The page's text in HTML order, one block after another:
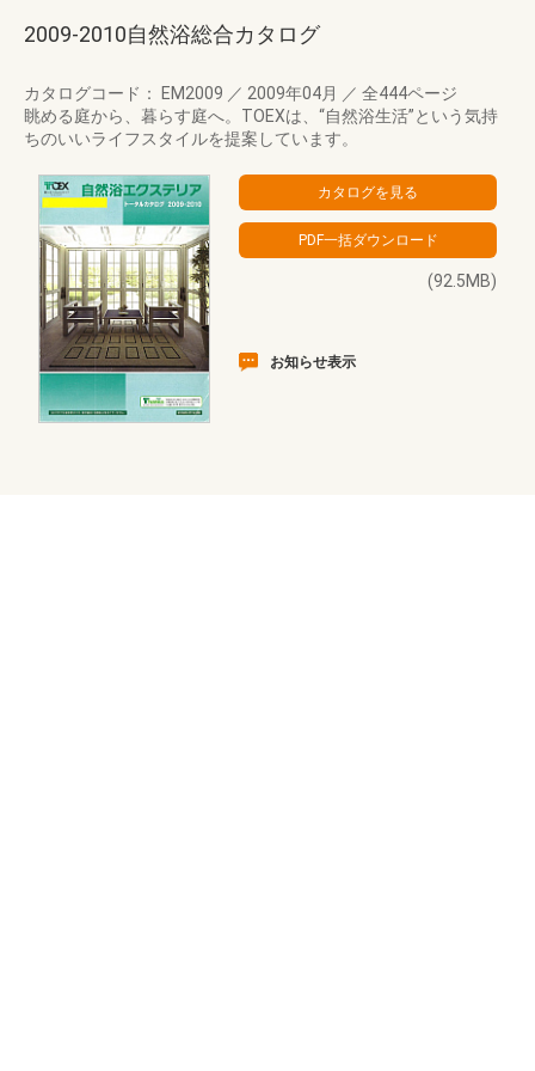
2009-2010自然浴総合カタログ
カタログコード： EM2009 ／ 2009年04月 ／ 全444ページ
眺める庭から、暮らす庭へ。TOEXは、“自然浴生活”という気持
ちのいいライフスタイルを提案しています。
(92.5MB)
お知らせ表示